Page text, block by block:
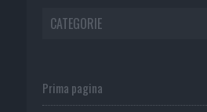
CATEGORIE
Prima pagina